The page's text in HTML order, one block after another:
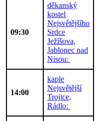
09:30
děkanský
kostel
Nejsvětějšího
Srdce
Ježíšova,
Jablonec nad
Nisou:
14:00
kaple
Nejsvětější
Trojice,
Rádlo: